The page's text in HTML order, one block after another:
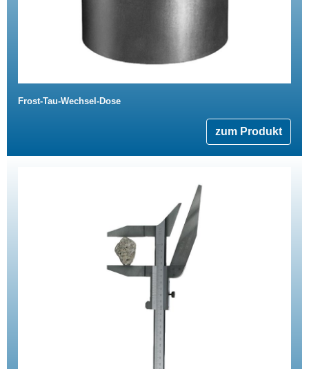
Frost-Tau-Wechsel-Dose
zum Produkt